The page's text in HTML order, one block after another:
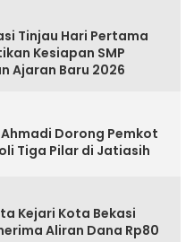
Tinjau Hari Pertama
Kesiapan SMP
Ajaran Baru 2026
Dorong Pemkot
Tiga Pilar di Jatiasih
Kejari Kota Bekasi
Aliran Dana Rp80